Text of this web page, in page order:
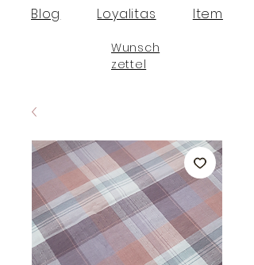
Blog Loyalitas Item
Wunsch
zettel